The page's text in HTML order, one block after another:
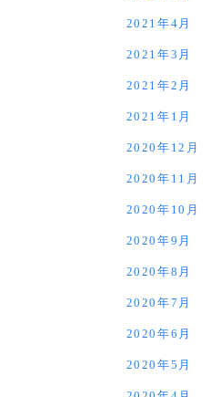
2021年4月
2021年3月
2021年2月
2021年1月
2020年12月
2020年11月
2020年10月
2020年9月
2020年8月
2020年7月
2020年6月
2020年5月